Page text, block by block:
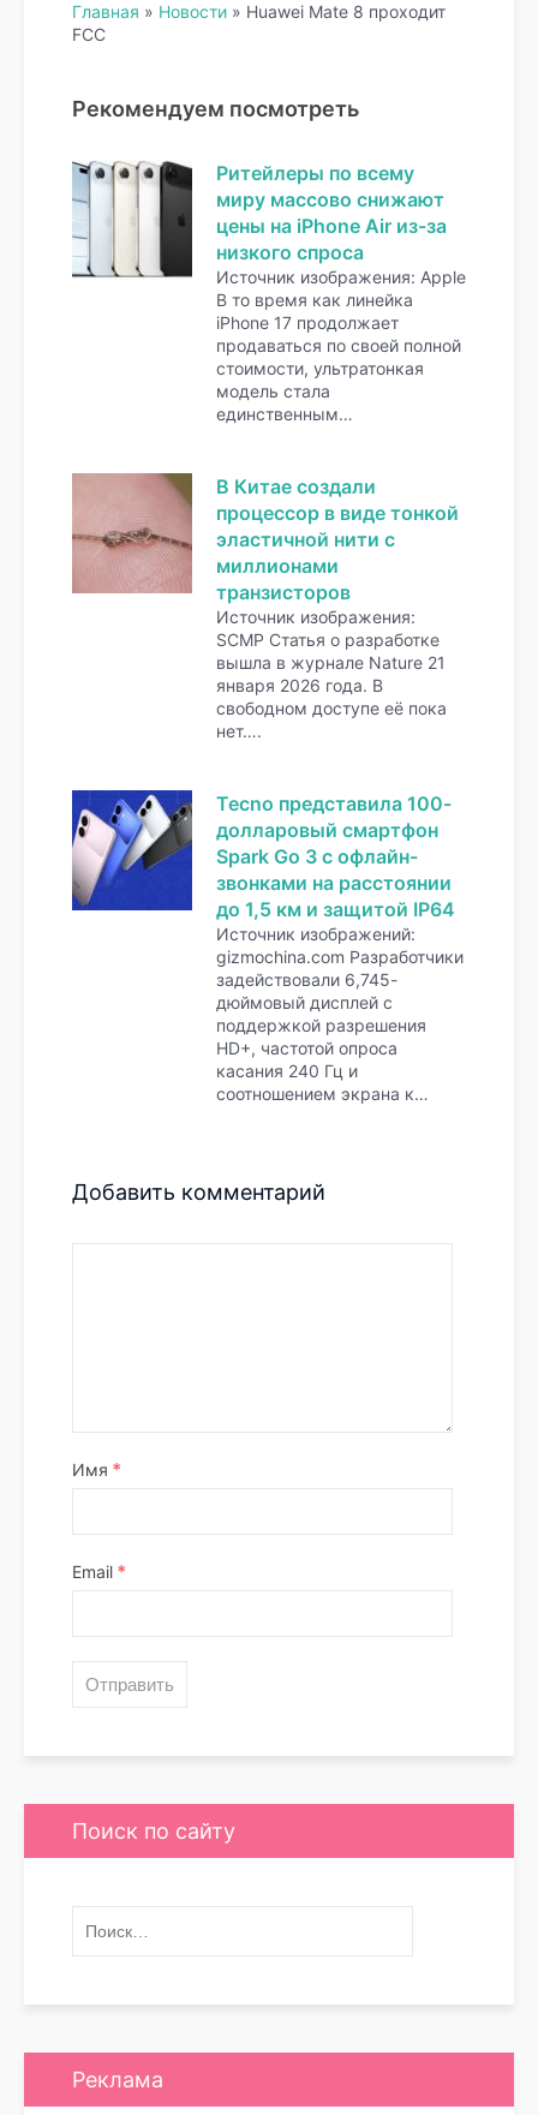
Главная » Новости » Huawei Mate 8 проходит
FCC
Рекомендуем посмотреть
Ритейлеры по всему
миру массово снижают
цены на iPhone Air из-за
низкого спроса
Источник изображения: Apple
В то время как линейка
iPhone 17 продолжает
продаваться по своей полной
стоимости, ультратонкая
модель стала
единственным…
В Китае создали
процессор в виде тонкой
эластичной нити с
миллионами
транзисторов
Источник изображения:
SCMP Статья о разработке
вышла в журнале Nature 21
января 2026 года. В
свободном доступе её пока
нет….
Tecno представила 100-
долларовый смартфон
Spark Go 3 с офлайн-
звонками на расстоянии
до 1,5 км и защитой IP64
Источник изображений:
gizmochina.com Разработчики
задействовали 6,745-
дюймовый дисплей с
поддержкой разрешения
HD+, частотой опроса
касания 240 Гц и
соотношением экрана к…
Добавить комментарий
Имя *
Email *
Поиск по сайту
Реклама